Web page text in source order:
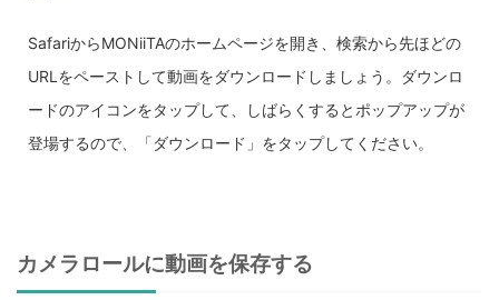
SafariからMONiiTAのホームページを開き、検索から先ほどの
URLをペーストして動画をダウンロードしましょう。ダウンロ
ードのアイコンをタップして、しばらくするとポップアップが
登場するので、「ダウンロード」をタップしてください。
カメラロールに動画を保存する